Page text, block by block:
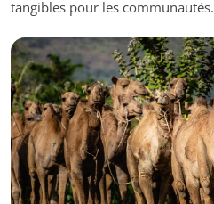
tangibles pour les communautés.